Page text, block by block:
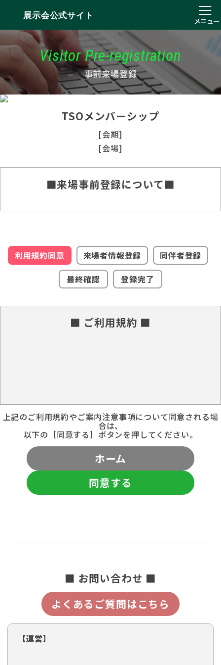
展示会公式サイト
メニュー
Visitor Pre-registration
事前来場登録
TSOメンバーシップ
[会期]
[会場]
■来場事前登録について■
利用規約同意 来場者情報登録
同伴者登録
最終確認
登録完了
■ ご利用規約 ■
上記のご利用規約やご案内注意事項について同意される場
合は、
以下の［同意する］ボタンを押してください。
ホーム
同意する
■ お問い合わせ ■
よくあるご質問はこちら
【運営】